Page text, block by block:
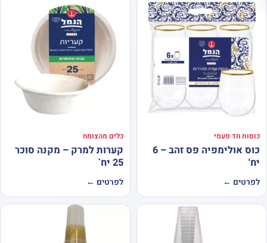
כוסות חד פעמי
כוס אולימפיה פס זהב – 6
יח'
לפרטים ←
כלים מהצומח
קערות למרק – מקנה סוכר
25 יח`
לפרטים ←